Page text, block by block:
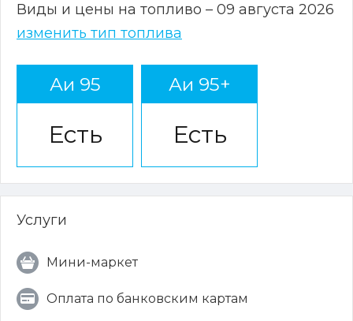
Виды и цены на топливо – 09 августа 2026
изменить тип топлива
Аи 95
Есть
Аи 95+
Есть
Услуги
Мини-маркет
Оплата по банковским картам